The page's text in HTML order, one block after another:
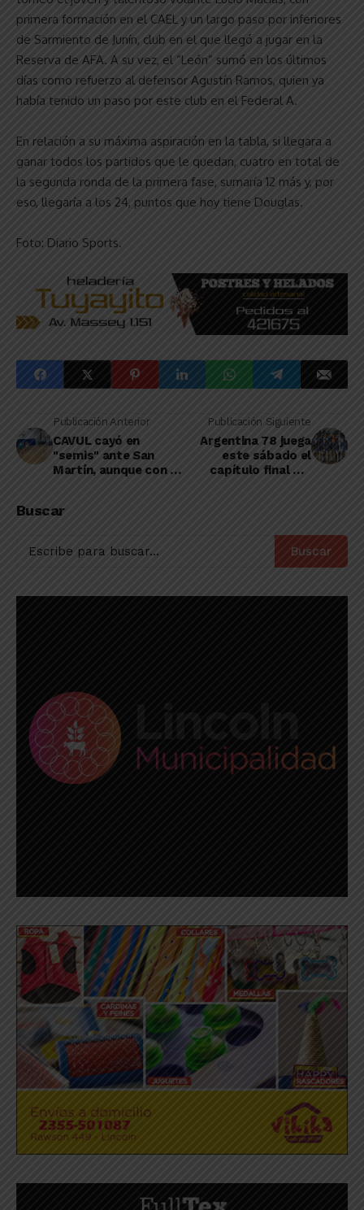
primera formación en el CAEL y un largo paso por inferiores
de Sarmiento de Junín, club en el que llegó a jugar en la
Reserva de AFA. A su vez, el “León” sumó en los últimos
días como refuerzo al defensor Agustín Ramos, quien ya
había tenido un paso por este club en el Federal A.
En relación a su máxima aspiración en la tabla, si llegara a
ganar todos los partidos que le quedan, cuatro en total de
la segunda ronda de la primera fase, sumaría 12 más y, por
eso, llegaría a los 24, puntos que hoy tiene Douglas.
Foto: Diario Sports.
Publicación Anterior
CAVUL cayó en
"semis" ante San
Martín, aunque con la
Apertura de la AJB
Publicación Siguiente
Argentina 78 juega
este sábado el
capítulo final del
Buscar
Buscar